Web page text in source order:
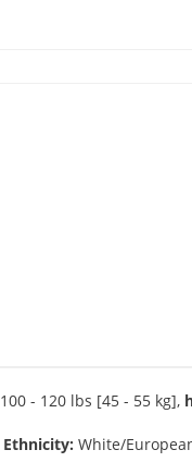
100 - 120 lbs [45 - 55 kg],
Ethnicity: White/